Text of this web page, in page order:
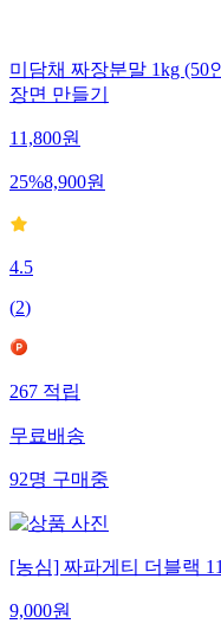
미담채 짜장분말 1kg (50
장면 만들기
11,800원
25%8,900원
4.5
(2)
267적립
무료배송
92명구매중
[농심] 짜파게티 더블랙
9,000원